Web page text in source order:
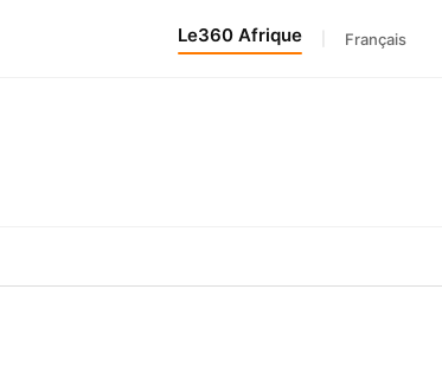
Le360 Afrique Français